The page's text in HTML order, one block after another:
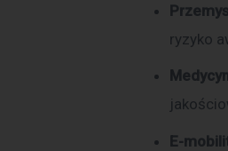
ryzyko
E-